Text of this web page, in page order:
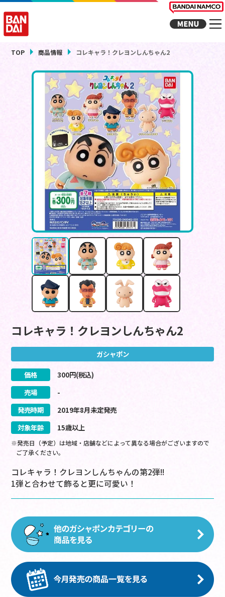
TOP 商品情報 コレキャラ！クレヨンしんちゃん2
コレキャラ！クレヨンしんちゃん2
ガシャポン
価格 300円(税込)
売場
-
発売時期
2019年8月未定発売
対象年齢
15歳以上
※発売日（予定）は地域・店舗などによって異なる場合がございますので
ご了承ください。
コレキャラ！クレヨンしんちゃんの第2弾!!
1弾と合わせて飾ると更に可愛い！